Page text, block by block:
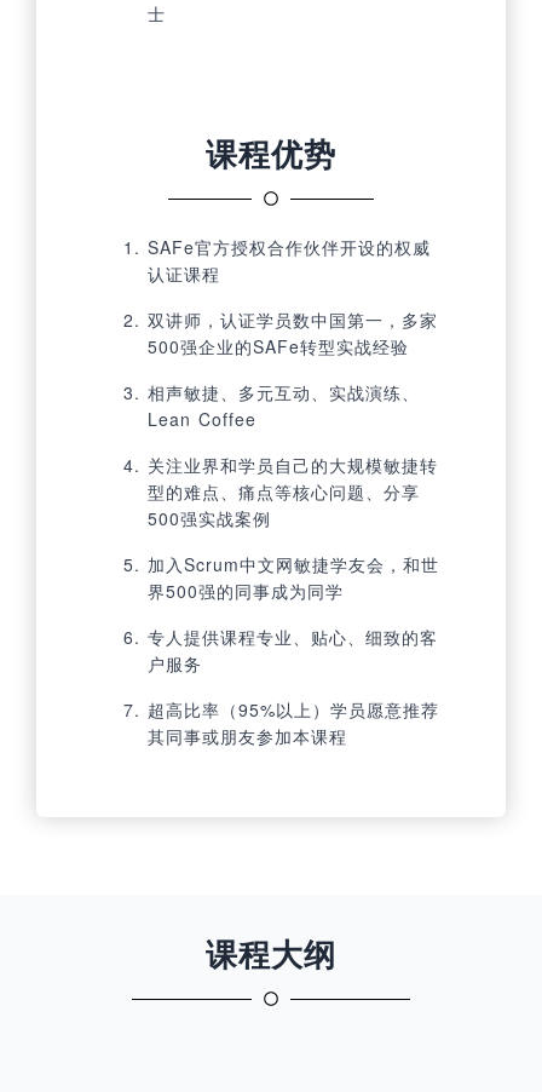
士
课程优势
SAFe官方授权合作伙伴开设的权威
认证课程
双讲师，认证学员数中国第一，多家
500强企业的SAFe转型实战经验
相声敏捷、多元互动、实战演练、
Lean Coffee
关注业界和学员自己的大规模敏捷转
型的难点、痛点等核心问题、分享
500强实战案例
加入Scrum中文网敏捷学友会，和世
界500强的同事成为同学
专人提供课程专业、贴心、细致的客
户服务
超高比率（95%以上）学员愿意推荐
其同事或朋友参加本课程
课程大纲